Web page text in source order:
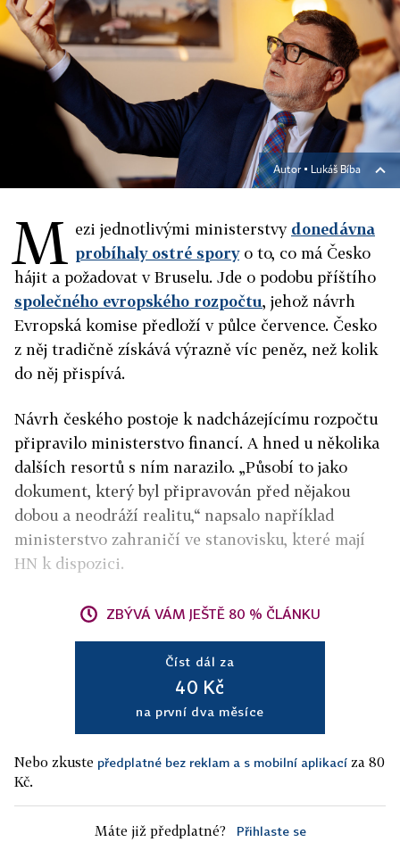
Autor ▪ Lukáš Bíba
M ezi jednotlivými ministerstvy donedávna
probíhaly ostré sporyo to, co má Česko
hájit a požadovat v Bruselu. Jde o podobu příštího
společného evropského rozpočtu, jehož návrh
Evropská komise předloží v půlce července. Česko
z něj tradičně získává výrazně víc peněz, než kolik
do něj přispívá.
Návrh českého postoje k nadcházejícímu rozpočtu
připravilo ministerstvo financí. A hned u několika
dalších resortů s ním narazilo. „Působí to jako
dokument, který byl připravován před nějakou
dobou a neodráží realitu,“ napsalo například
ministerstvo zahraničí ve stanovisku, které mají
HN k dispozici.
ZBÝVÁ VÁM JEŠTĚ 80 % ČLÁNKU
Číst dál za
40 Kč
na první dva měsíce
Nebo zkuste předplatné bez reklam a s mobilní aplikací za 80
Kč.
Máte již předplatné? Přihlaste se